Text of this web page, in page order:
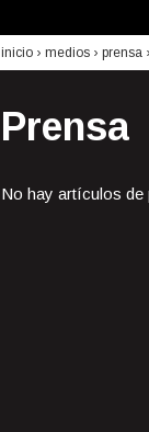
inicio › medios › prensa
Prensa
No hay artículos de